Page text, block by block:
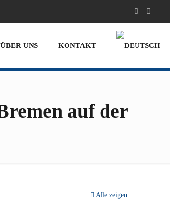
ÜBER UNS KONTAKT
auf der
Alle zeigen